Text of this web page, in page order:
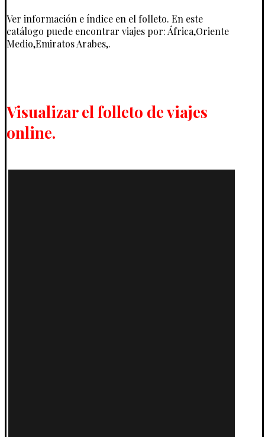
Ver información e índice en el folleto. En este
catálogo puede encontrar viajes por: África,Oriente
Medio,Emiratos Arabes,.
Visualizar el folleto de viajes
online.